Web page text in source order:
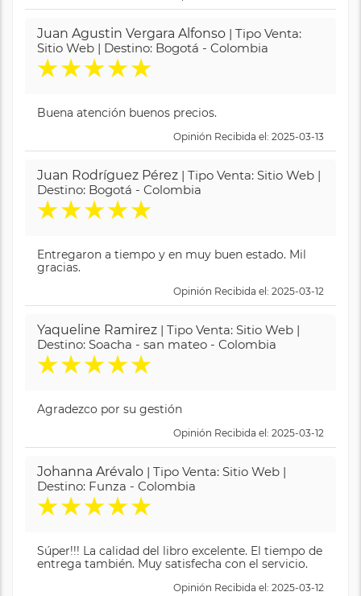
Juan Agustin Vergara Alfonso | Tipo Venta:
Sitio Web | Destino: Bogotá - Colombia
★★★★★
Buena atención buenos precios.
Opinión Recibida el: 2025-03-13
Juan Rodríguez Pérez | Tipo Venta: Sitio Web |
Destino: Bogotá - Colombia
★★★★★
Entregaron a tiempo y en muy buen estado. Mil
gracias.
Opinión Recibida el: 2025-03-12
Yaqueline Ramirez | Tipo Venta: Sitio Web |
Destino: Soacha - san mateo - Colombia
★★★★★
Agradezco por su gestión
Opinión Recibida el: 2025-03-12
Johanna Arévalo | Tipo Venta: Sitio Web |
Destino: Funza - Colombia
★★★★★
Súper!!! La calidad del libro excelente. El tiempo de
entrega también. Muy satisfecha con el servicio.
Opinión Recibida el: 2025-03-12